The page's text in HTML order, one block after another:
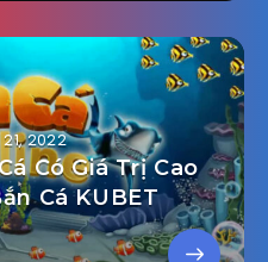
2022
Có Giá Trị Cao
Cá KUBET